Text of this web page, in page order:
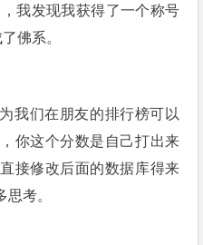
我发现我获得了一个称号
佛系。
我们在朋友的排行榜可以
你这个分数是自己打出来
接修改后面的数据库得来
考。